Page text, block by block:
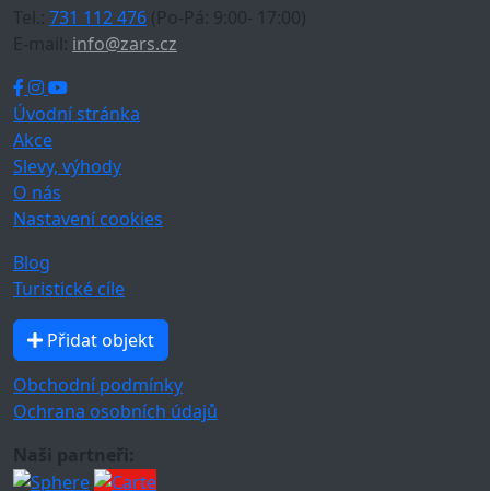
Tel.: 731 112 476 (Po-Pá: 9:00- 17:00)
E-mail: info@zars.cz
Úvodní stránka
Akce
Slevy, výhody
O nás
Nastavení cookies
Blog
Turistické cíle
Přidat objekt
Obchodní podmínky
Ochrana osobních údajů
Naši partneři: